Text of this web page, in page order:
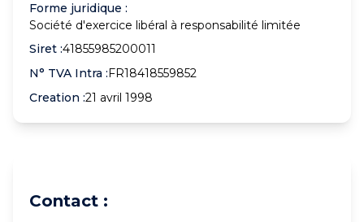
Forme juridique :
Société d'exercice libéral à responsabilité limitée
Siret :41855985200011
N° TVA Intra :FR18418559852
Creation :21 avril 1998
Contact :